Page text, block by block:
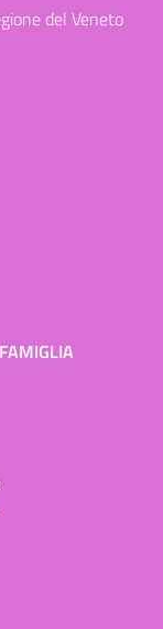
del Veneto